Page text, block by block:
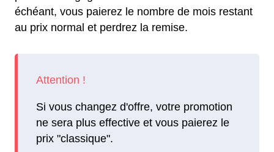
échéant, vous paierez le nombre de mois restant
au prix normal et perdrez la remise.
Si vous changez d'offre, votre promotion
ne sera plus effective et vous paierez le
prix "classique".